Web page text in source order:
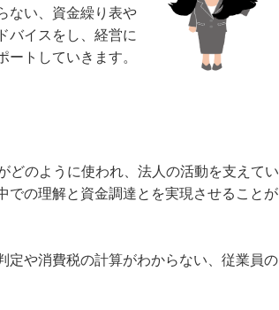
ない、資金繰り表や
バイスをし、経営に
トしていきます。
のように使われ、法人の活動を支えてい
での理解と資金調達とを実現させることが
定や消費税の計算がわからない、従業員の